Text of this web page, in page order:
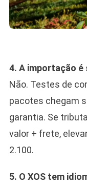
4. A importação é
Não. Testes de
pacotes chegam
garantia. Se
valor + frete,
2.100.
5. O XOS tem